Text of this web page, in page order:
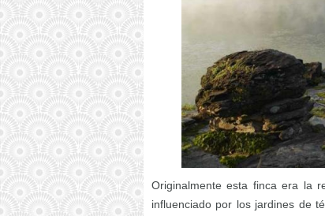
Originalmente esta finca era la
influenciado por los jardines de